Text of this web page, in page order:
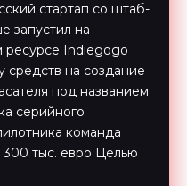
стартап со штаб-
запустил на
ресурсе Indiegogo
на создание
под названием
серийного
команда
300 тыс. евро Целью